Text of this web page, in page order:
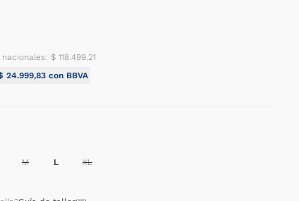
$ 118.499,21
24.999,83con BBVA
M L XL